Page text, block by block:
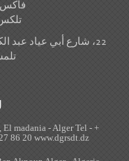
فاكس :
تلكس :1871-
madania - Alger Tel - +
86 20 www.dgrsdt.dz